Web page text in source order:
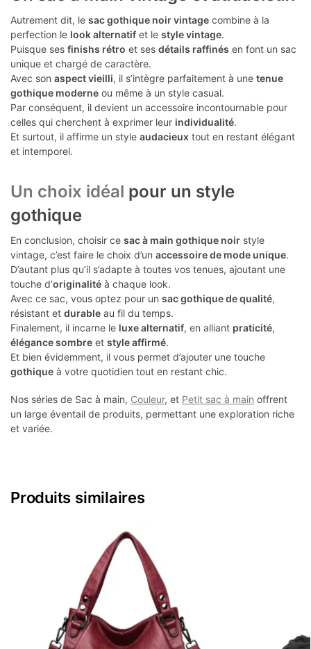
Autrement dit, le sac gothique noir vintage combine à la
perfection le look alternatif et le style vintage.
Puisque ses finishs rétro et ses détails raffinés en font un sac
unique et chargé de caractère.
Avec son aspect vieilli, il s’intègre parfaitement à une tenue
gothique moderne ou même à un style casual.
Par conséquent, il devient un accessoire incontournable pour
celles qui cherchent à exprimer leur individualité.
Et surtout, il affirme un style audacieux tout en restant élégant
et intemporel.
Un choix idéal pour un style
gothique
En conclusion, choisir ce sac à main gothique noir style
vintage, c’est faire le choix d’un accessoire de mode unique.
D’autant plus qu’il s’adapte à toutes vos tenues, ajoutant une
touche d’originalité à chaque look.
Avec ce sac, vous optez pour un sac gothique de qualité,
résistant et durable au fil du temps.
Finalement, il incarne le luxe alternatif, en alliant praticité,
élégance sombre et style affirmé.
Et bien évidemment, il vous permet d’ajouter une touche
gothique à votre quotidien tout en restant chic.
Nos séries de Sac à main, Couleur, et Petit sac à main offrent
un large éventail de produits, permettant une exploration riche
et variée.
Produits similaires